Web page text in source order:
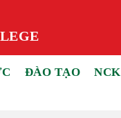
ĐÀO TẠO